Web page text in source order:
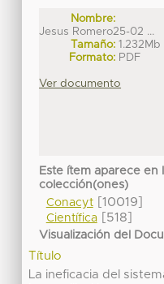
Nombre:
Jesus Romero25-02 ...
Tamaño: 1.232Mb
Formato: PDF
Ver documento
Este ítem aparece en
colección(ones)
Conacyt[10019]
Científica[518]
Visualización del
Título
La ineficacia del